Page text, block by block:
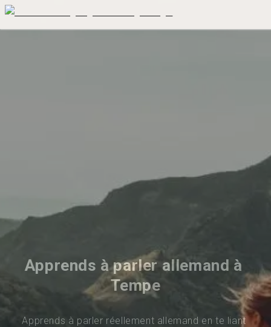
Apprends à parler allemand à
Tempe
Apprends à parler réellement allemand en te liant